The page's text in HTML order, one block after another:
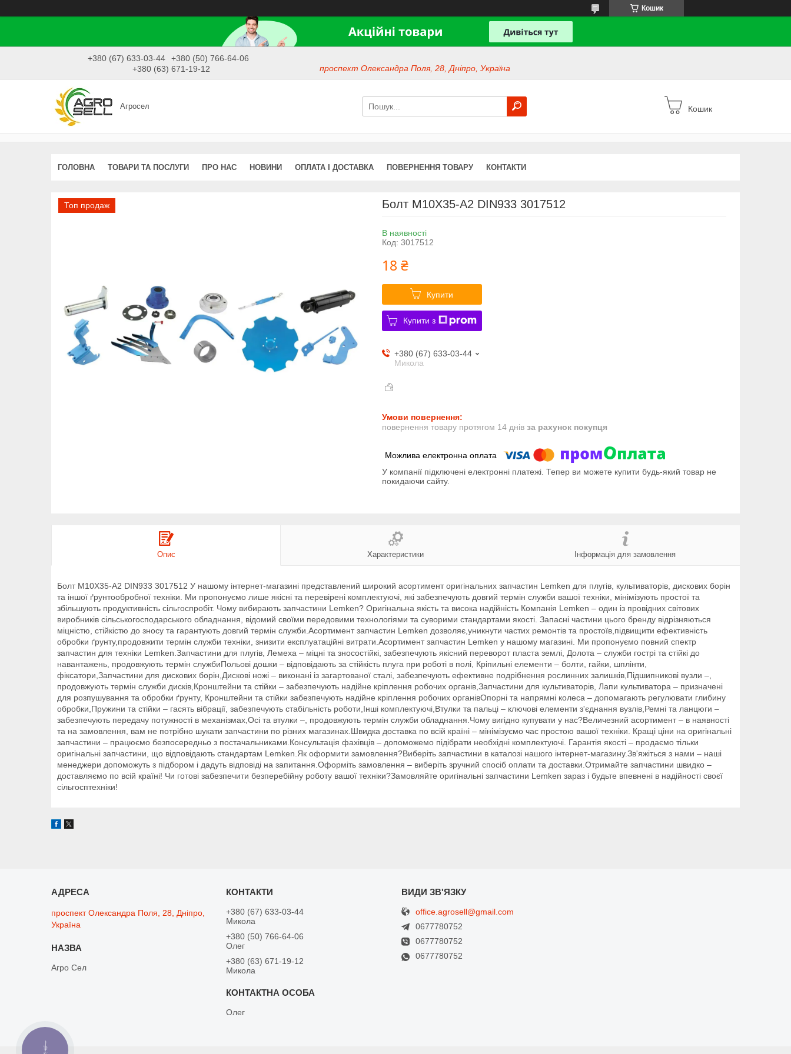
Кошик
+380 (67) 633-03-44
+380 (50) 766-64-06
+380 (63) 671-19-12
проспект Олександра Поля, 28, Дніпро, Україна
Агросел Кошик
ГОЛОВНА ТОВАРИ ТА ПОСЛУГИ ПРО НАС НОВИНИ ОПЛАТА І ДОСТАВКА ПОВЕРНЕННЯ ТОВАРУ КОНТАКТИ
Топ продаж Болт M10X35-A2 DIN933 3017512
В наявності
Код: 3017512
18 ₴
Купити
Купити з
+380 (67) 633-03-44
Микола
повернення товару протягом 14 днів за рахунок покупця
У компанії підключені електронні платежі. Тепер ви можете купити будь-який товар не
покидаючи сайту.
Опис Характеристики Інформація для замовлення
Болт M10X35-A2 DIN933 3017512 У нашому інтернет-магазині представлений широкий асортимент оригінальних запчастин Lemken для плугів, культиваторів, дискових борін
та іншої ґрунтообробної техніки. Ми пропонуємо лише якісні та перевірені комплектуючі, які забезпечують довгий термін служби вашої техніки, мінімізують простої та
збільшують продуктивність сільгоспробіт. Чому вибирають запчастини Lemken? Оригінальна якість та висока надійність Компанія Lemken – один із провідних світових
виробників сільськогосподарського обладнання, відомий своїми передовими технологіями та суворими стандартами якості. Запасні частини цього бренду відрізняються
міцністю, стійкістю до зносу та гарантують довгий термін служби.Асортимент запчастин Lemken дозволяє,уникнути частих ремонтів та простоїв,підвищити ефективність
обробки ґрунту,продовжити термін служби техніки, знизити експлуатаційні витрати.Асортимент запчастин Lemken у нашому магазині. Ми пропонуємо повний спектр
запчастин для техніки Lemken.Запчастини для плугів, Лемеха – міцні та зносостійкі, забезпечують якісний переворот пласта землі, Долота – служби гострі та стійкі до
навантажень, продовжують термін службиПольові дошки – відповідають за стійкість плуга при роботі в полі, Кріпильні елементи – болти, гайки, шплінти,
фіксатори,Запчастини для дискових борін,Дискові ножі – виконані із загартованої сталі, забезпечують ефективне подрібнення рослинних залишків,Підшипникові вузли –,
продовжують термін служби дисків,Кронштейни та стійки – забезпечують надійне кріплення робочих органів,Запчастини для культиваторів, Лапи культиватора – призначені
для розпушування та обробки ґрунту, Кронштейни та стійки забезпечують надійне кріплення робочих органівОпорні та напрямні колеса – допомагають регулювати глибину
обробки,Пружини та стійки – гасять вібрації, забезпечують стабільність роботи,Інші комплектуючі,Втулки та пальці – ключові елементи з'єднання вузлів,Ремні та ланцюги –
забезпечують передачу потужності в механізмах,Осі та втулки –, продовжують термін служби обладнання.Чому вигідно купувати у нас?Величезний асортимент – в наявності
та на замовлення, вам не потрібно шукати запчастини по різних магазинах.Швидка доставка по всій країні – мінімізуємо час простою вашої техніки. Кращі ціни на оригінальні
запчастини – працюємо безпосередньо з постачальниками.Консультація фахівців – допоможемо підібрати необхідні комплектуючі. Гарантія якості – продаємо тільки
оригінальні запчастини, що відповідають стандартам Lemken.Як оформити замовлення?Виберіть запчастини в каталозі нашого інтернет-магазину.Зв'яжіться з нами – наші
менеджери допоможуть з підбором і дадуть відповіді на запитання.Оформіть замовлення – виберіть зручний спосіб оплати та доставки.Отримайте запчастини швидко –
доставляємо по всій країні! Чи готові забезпечити безперебійну роботу вашої техніки?Замовляйте оригінальні запчастини Lemken зараз і будьте впевнені в надійності своєї
сільгосптехніки!
проспект Олександра Поля, 28, Дніпро,
Україна
Агро Сел
+380 (67) 633-03-44
Микола
+380 (50) 766-64-06
Олег
+380 (63) 671-19-12
Микола
Олег
office.agrosell@gmail.com
0677780752
0677780752
0677780752
КНОПКА